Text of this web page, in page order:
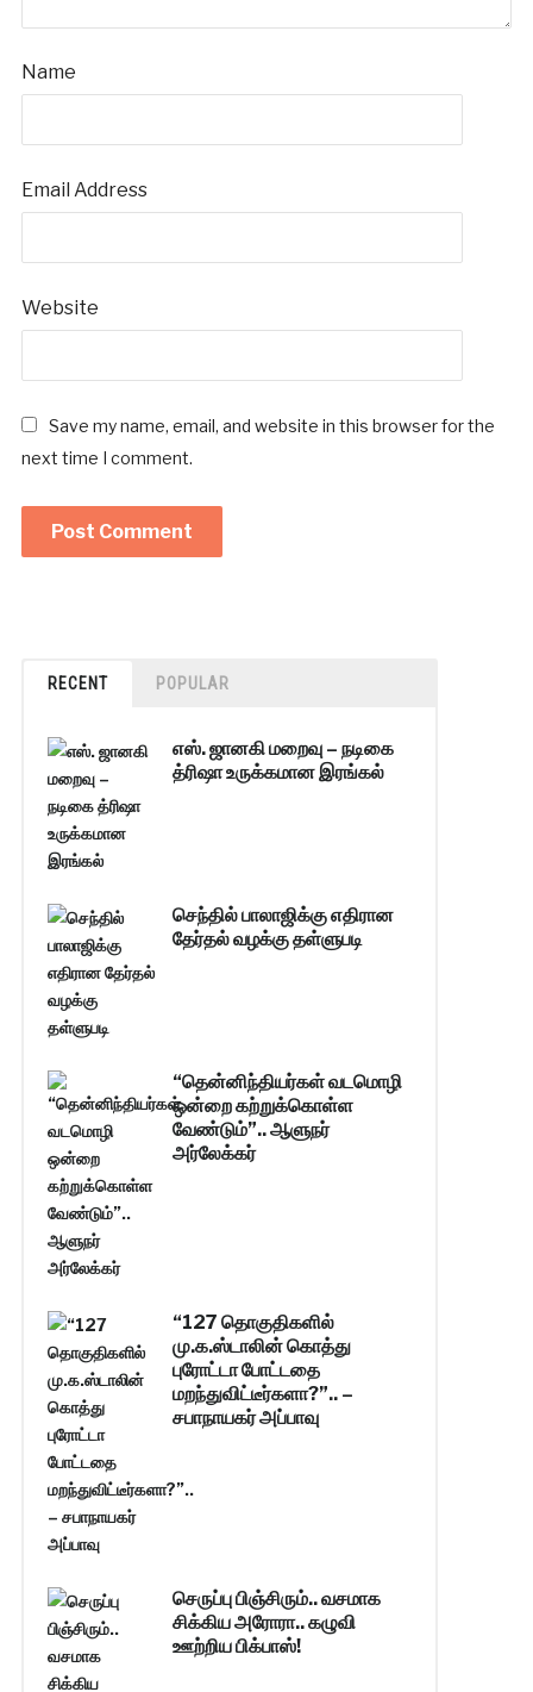
Name
Email Address
Website
Save my name, email, and website in this browser for the
next time I comment.
RECENT POPULAR
எஸ். ஜானகி மறைவு – நடிகை
த்ரிஷா உருக்கமான இரங்கல்
செந்தில் பாலாஜிக்கு எதிரான
தேர்தல் வழக்கு தள்ளுபடி
“தென்னிந்தியர்கள் வடமொழி
ஒன்றை கற்றுக்கொள்ள
வேண்டும்”.. ஆளுநர்
அர்லேக்கர்
“127 தொகுதிகளில்
மு.க.ஸ்டாலின் கொத்து
புரோட்டா போட்டதை
மறந்துவிட்டீர்களா?”.. –
சபாநாயகர் அப்பாவு
செருப்பு பிஞ்சிரும்.. வசமாக
சிக்கிய அரோரா.. கழுவி
ஊற்றிய பிக்பாஸ்!